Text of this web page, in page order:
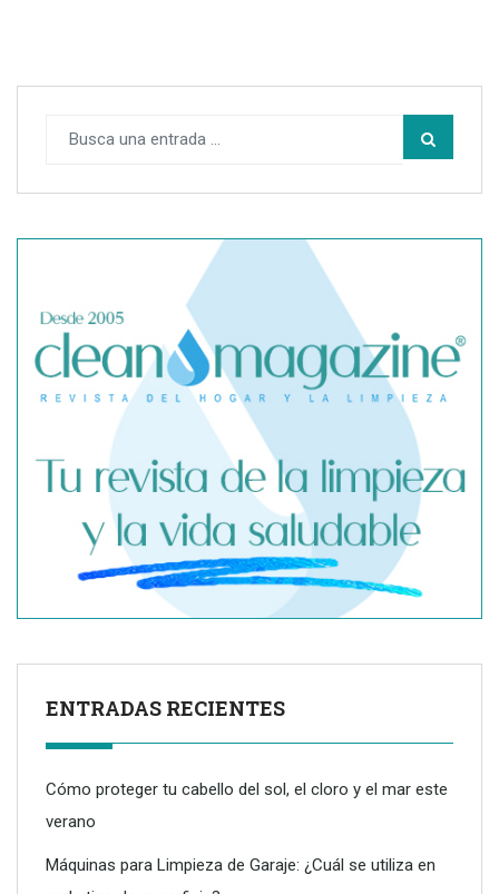
Cómo calcular los gastos reales al vender una casa sin
cometer errores
ENTRADAS RECIENTES
Cómo proteger tu cabello del sol, el cloro y el mar este
verano
Máquinas para Limpieza de Garaje: ¿Cuál se utiliza en